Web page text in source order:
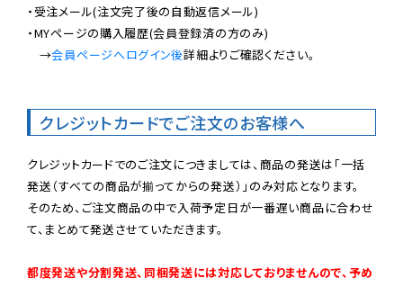
・受注メール(注文完了後の自動返信メール)
・MYページの購入履歴(会員登録済の方のみ)
→会員ページへログイン後詳細よりご確認ください。
クレジットカードでご注文のお客様へ
クレジットカードでのご注文につきましては、商品の発送は「一括
発送（すべての商品が揃ってからの発送）」のみ対応となります。
そのため、ご注文商品の中で入荷予定日が一番遅い商品に合わせ
て、まとめて発送させていただきます。
都度発送や分割発送、同梱発送には対応しておりませんので、予め